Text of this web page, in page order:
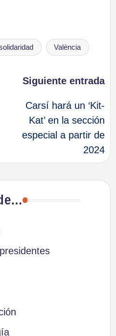
València
Siguiente entrada
Carsí hará un ‘Kit-
Kat’ en la sección
especial a partir de
2024